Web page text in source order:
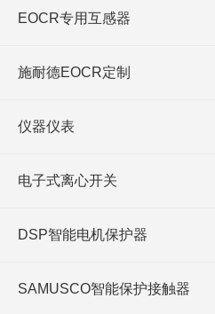
EOCR专用互感器
施耐德EOCR定制
仪器仪表
电子式离心开关
DSP智能电机保护器
SAMUSCO智能保护接触器